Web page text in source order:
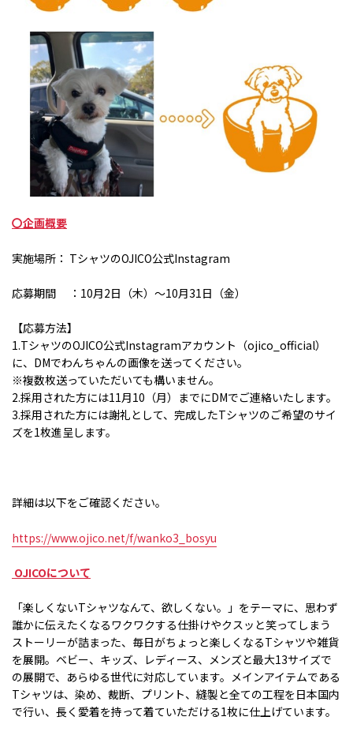
〇企画概要
実施場所： TシャツのOJICO公式Instagram
応募期間 ： 10月2日（木）〜10月31日（金）
【応募方法】
1.TシャツのOJICO公式Instagramアカウント（ojico_official）
に、 DMでわんちゃんの画像を送ってください。
※複数枚送っていただいても構いません。
2.採用された方には11月10 （月）までにDMでご連絡いたします。
3.採用された方には謝礼として、完成したTシャツのご希望のサイ
ズを1枚進呈します。
詳細は以下をご確認ください。
https://www.ojico.net/f/wanko3_bosyu
OJICOについて
「楽しくないTシャツなんて、欲しくない。」をテーマに、思わず
誰かに伝えたくなるワクワクする仕掛けやクスッと笑ってしまう
ストーリーが詰まった、毎日がちょっと楽しくなるTシャツや雑貨
を展開。ベビー、キッズ、レディース、メンズと最大13サイズで
の展開で、あらゆる世代に対応しています。メインアイテムである
Tシャツは、染め、裁断、プリント、縫製と全ての工程を日本国内
で行い、長く愛着を持って着ていただける1枚に仕上げています。